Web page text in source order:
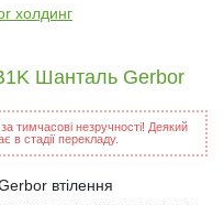
холдинг
Шанталь Gerbor
тимчасові незручності! Деякий
в стадії перекладу.
втілення